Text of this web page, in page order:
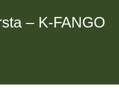
– K-FANGO